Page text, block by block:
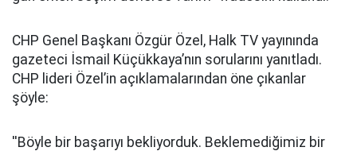
CHP Genel Başkanı Özgür Özel, Halk TV yayınında
gazeteci İsmail Küçükkaya’nın sorularını yanıtladı.
CHP lideri Özel’in açıklamalarından öne çıkanlar
şöyle:
''Böyle bir başarıyı bekliyorduk. Beklemediğimiz bir